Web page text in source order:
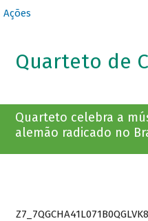
Ações
Quarteto de
Quarteto celebra a
alemão radicado no